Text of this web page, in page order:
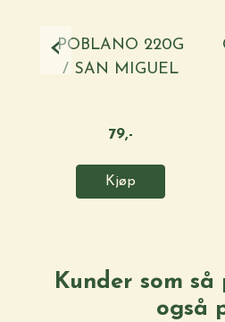
POBLANO 220G
/ SAN MIGUEL
79,-
Kjøp
‹
Kunder som så
også